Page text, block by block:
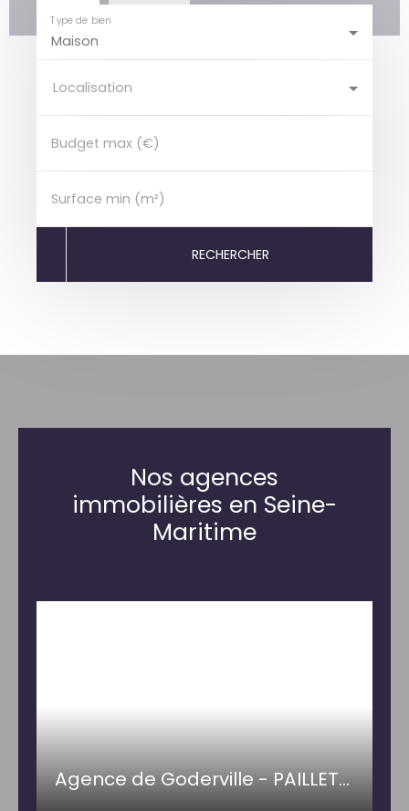
Maison
Type de bien
Localisation
Budget max (€)
Surface min (m²)
RECHERCHER
Nos agences
immobilières en Seine-
Maritime
Agence de Goderville - PAILLETTE IMMOBILIER